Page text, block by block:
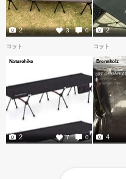
3 0
2 2
コット
Naturehike
7 0
2
コット
Brennholz
4